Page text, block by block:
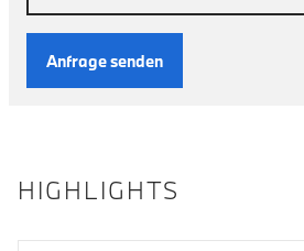
Anfrage senden
HIGHLIGHTS